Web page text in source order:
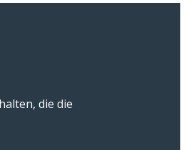
die die